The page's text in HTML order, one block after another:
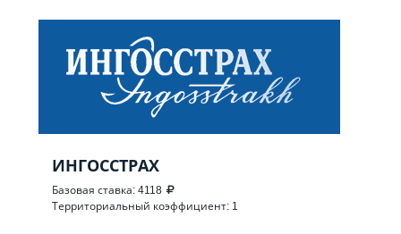
ИНГОССТРАХ
Базовая ставка: 4118
Территориальный коэффициент: 1